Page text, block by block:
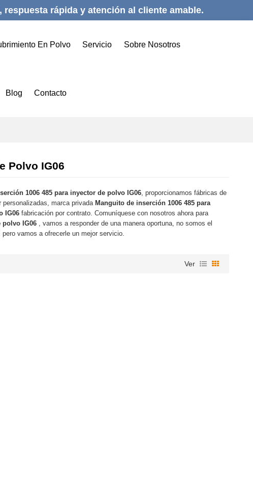
rápida y atención al cliente amable.
En Polvo Servicio Sobre Nosotros
Blog Contacto
Polvo IG06
1006 485 para inyector de polvo IG06 , proporcionamos fábricas de
personalizadas, marca privada Manguito de inserción 1006 485 para
IG06 fabricación por contrato. Comuníquese con nosotros ahora para
polvo IG06 , vamos a responder de una manera oportuna, no somos el
, pero vamos a ofrecerle un mejor servicio.
Ver